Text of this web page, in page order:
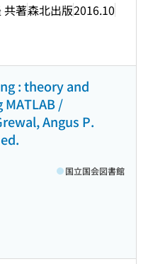
共著森北出版2016.10
: theory and
/
Angus P.
国立国会図書館